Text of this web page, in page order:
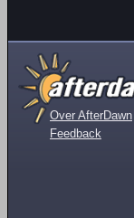
Over AfterDawn
Feedback